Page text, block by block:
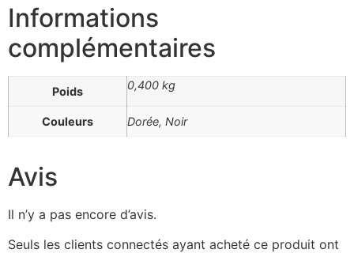
Informations
complémentaires
Poids 0,400 kg
Couleurs Dorée, Noir
Avis
Il n’y a pas encore d’avis.
Seuls les clients connectés ayant acheté ce produit ont